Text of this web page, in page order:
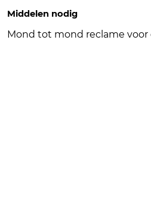
Middelen nodig
Mond tot mond reclame voor